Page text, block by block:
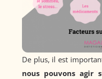
De plus, il est
nous pouvons agir